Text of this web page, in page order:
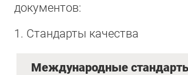
документов:
1. Стандарты качества
Международные